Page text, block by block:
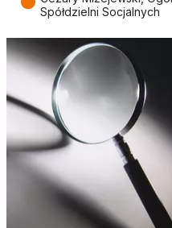
Spółdzielni Socjalnych